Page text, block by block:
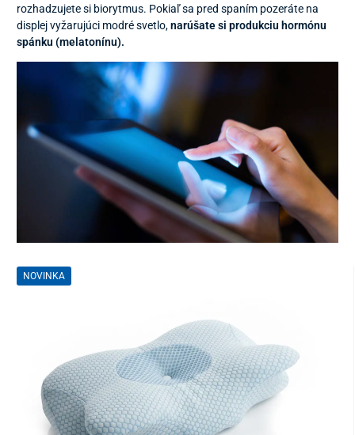
rozhadzujete si biorytmus. Pokiaľ sa pred spaním pozeráte na
displej vyžarujúci modré svetlo,narúšate si produkciu hormónu
spánku (melatonínu).
NOVINKA